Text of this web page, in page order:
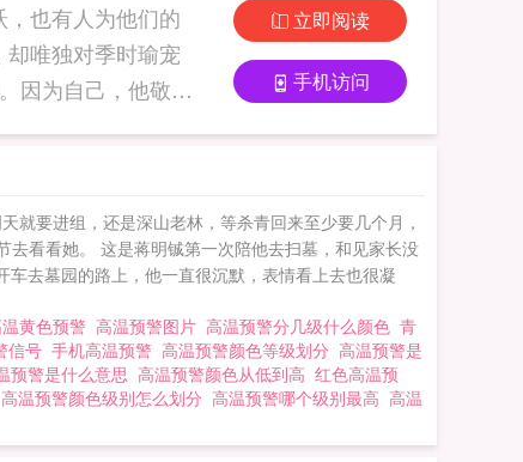
也有人为他们的
唯独对季时瑜宠
因为自己，他敬重
年还能让他念念不
时瑜，逼他和自己
能不能再施舍我一
训狗文学*不适合
立即阅读
手机访问
就要进组，还是深山老林，等杀青回来至少要几个月，
看看她。 这是蒋明铖第一次陪他去扫墓，和见家长没
去墓园的路上，他一直很沉默，表情看上去也很凝
黄色预警 高温预警图片 高温预警分几级什么颜色 青
信号 手机高温预警 高温预警颜色等级划分 高温预警是
预警是什么意思 高温预警颜色从低到高 红色高温预
高温预警颜色级别怎么划分 高温预警哪个级别最高 高温